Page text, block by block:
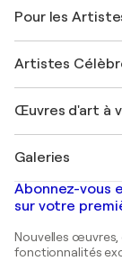
Offrir une carte
Rejoignez
Mon compte
+33 1 76 44 06
FAQ
Magazine
Emplois
Découvrez une
Pour les
Se connecter
Artistes
Marc Chagall
Banksy
Mr. Brainwash
Shepard Fairey
Œuvres d'art à
Tableaux
Peintures de
Estampes
Peintures
Galeries
Galeries d'art
Galeries d'art
Abonnez-vous
sur votre
Nouvelles
fonctionnalités